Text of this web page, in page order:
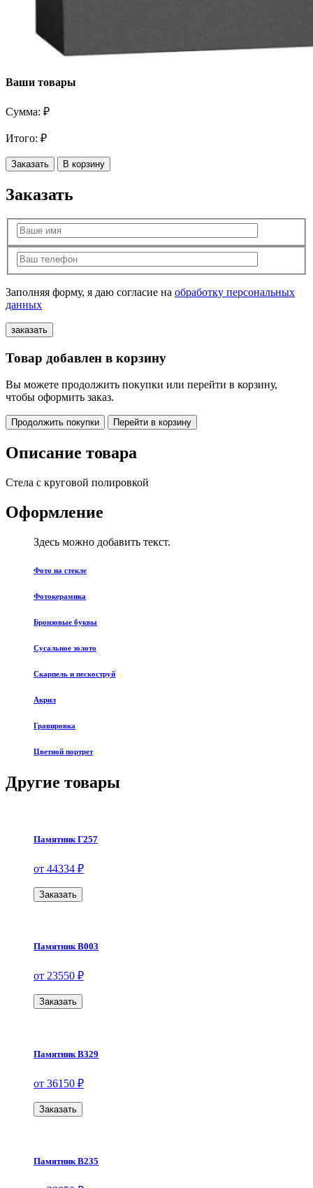
Ваши товары
Сумма: ₽
Итого: ₽
Заказать В корзину
Заказать
Заполняя форму, я даю согласие на обработку персональных
данных
Товар добавлен в корзину
Вы можете продолжить покупки или перейти в корзину,
чтобы оформить заказ.
Продолжить покупки Перейти в корзину
Описание товара
Стела с круговой полировкой
Оформление
Здесь можно добавить текст.
Фото на стекле
Фотокерамика
Бронзовые буквы
Сусальное золото
Скарпель и пескоструй
Акрил
Гравировка
Цветной портрет
Другие товары
Памятник Г257
от 44334 ₽
Заказать
Памятник В003
от 23550 ₽
Заказать
Памятник В329
от 36150 ₽
Заказать
Памятник В235